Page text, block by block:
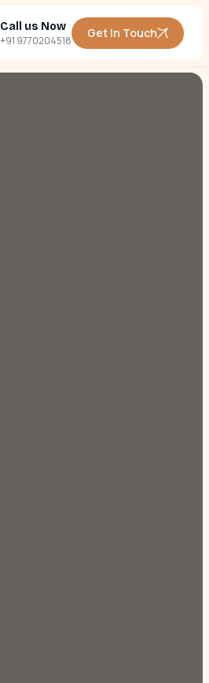
Call us Now
+91 9770204518
Get In Touch